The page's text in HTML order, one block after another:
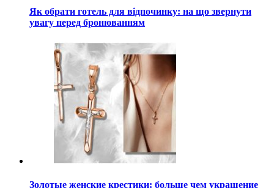
Як обрати готель для відпочинку: на що звернути
увагу перед бронюванням
Золотые женские крестики: больше чем украшение